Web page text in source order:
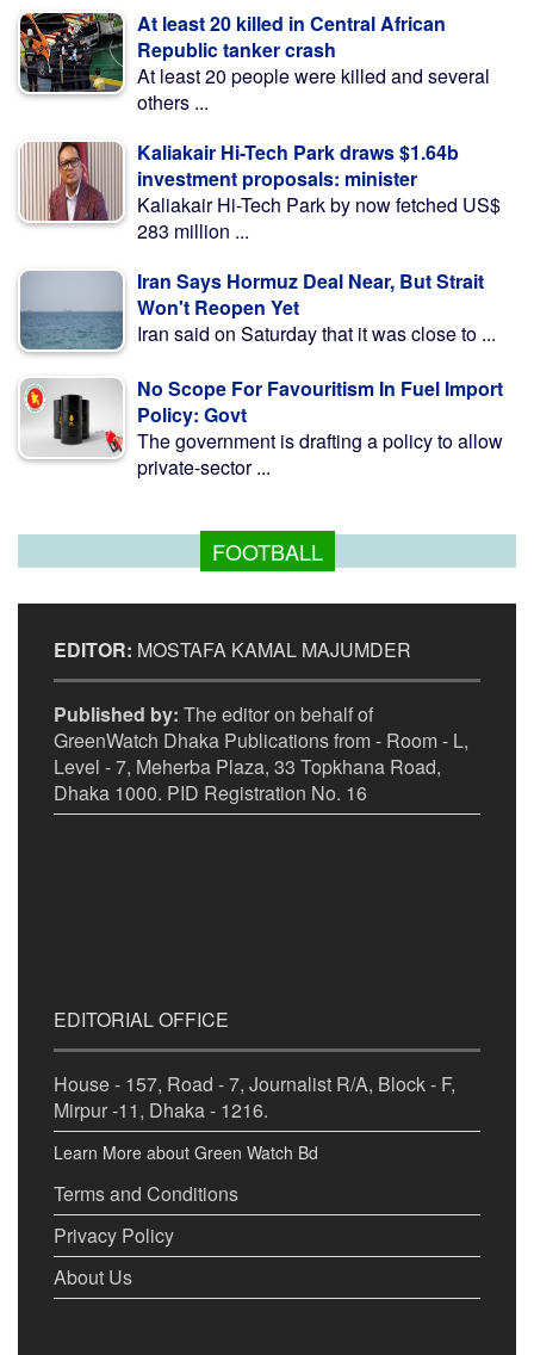
At least 20 killed in Central African
Republic tanker crash
At least 20 people were killed and several
others ...
Kaliakair Hi-Tech Park draws $1.64b
investment proposals: minister
Kaliakair Hi-Tech Park by now fetched US$
283 million ...
Iran Says Hormuz Deal Near, But Strait
Won't Reopen Yet
Iran said on Saturday that it was close to ...
No Scope For Favouritism In Fuel Import
Policy: Govt
The government is drafting a policy to allow
private-sector ...
FOOTBALL
EDITOR: MOSTAFA KAMAL MAJUMDER
Published by: The editor on behalf of
GreenWatch Dhaka Publications from - Room - L,
Level - 7, Meherba Plaza, 33 Topkhana Road,
Dhaka 1000. PID Registration No. 16
EDITORIAL OFFICE
House - 157, Road - 7, Journalist R/A, Block - F,
Mirpur -11, Dhaka - 1216.
Learn More about Green Watch Bd
Terms and Conditions
Privacy Policy
About Us